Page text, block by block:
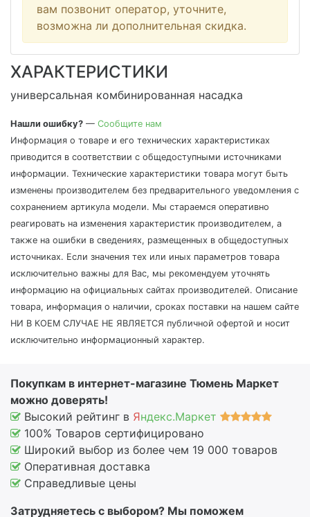
вам позвонит оператор, уточните,
возможна ли дополнительная скидка.
ХАРАКТЕРИСТИКИ
универсальная комбинированная насадка
Нашли ошибку? — Сообщите нам
Информация о товаре и его технических характеристиках
приводится в соответствии с общедоступными источниками
информации. Технические характеристики товара могут быть
изменены производителем без предварительного уведомления с
сохранением артикула модели. Мы стараемся оперативно
реагировать на изменения характеристик производителем, а
также на ошибки в сведениях, размещенных в общедоступных
источниках. Если значения тех или иных параметров товара
исключительно важны для Вас, мы рекомендуем уточнять
информацию на официальных сайтах производителей. Описание
товара, информация о наличии, сроках поставки на нашем сайте
НИ В КОЕМ СЛУЧАЕ НЕ ЯВЛЯЕТСЯ публичной офертой и носит
исключительно информационный характер.
Покупкам в интернет-магазине Тюмень Маркет
можно доверять!
Высокий рейтинг в Яндекс.Маркет
100% Товаров сертифицировано
Широкий выбор из более чем 19 000 товаров
Оперативная доставка
Справедливые цены
Затрудняетесь с выбором? Мы поможем